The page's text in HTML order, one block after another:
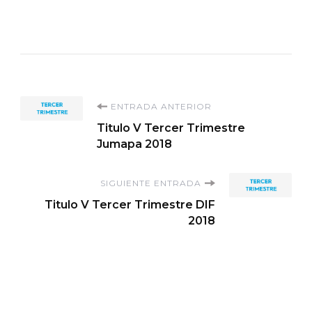
Navegación
entradas
ENTRADA ANTERIOR
Titulo V Tercer Trimestre
Jumapa 2018
SIGUIENTE ENTRADA
Titulo V Tercer Trimestre DIF
2018